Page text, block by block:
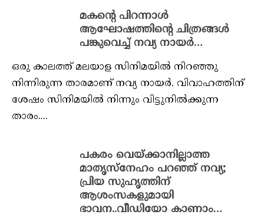
മകന്റെ പിറന്നാൾ
ആഘോഷത്തിന്റെ ചിത്രങ്ങൾ
പങ്കുവെച്ച് നവ്യ നായർ…
ഒരു കാലത്ത് മലയാള സിനിമയിൽ നിറഞ്ഞു
നിന്നിരുന്ന താരമാണ് നവ്യ നായർ. വിവാഹത്തിന്
ശേഷം സിനിമയിൽ നിന്നും വിട്ടുനിൽക്കുന്ന
താരം....
പകരം വെയ്ക്കാനില്ലാത്ത
മാതൃസ്‌നേഹം പറഞ്ഞ് നവ്യ;
പ്രിയ സുഹൃത്തിന്
ആശംസകളുമായി
ഭാവന..വീഡിയോ കാണാം…